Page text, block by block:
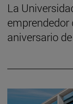
La
emprendedor
aniversario